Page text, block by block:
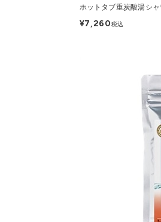
ホットタブ重炭酸湯シ
¥7,260税込